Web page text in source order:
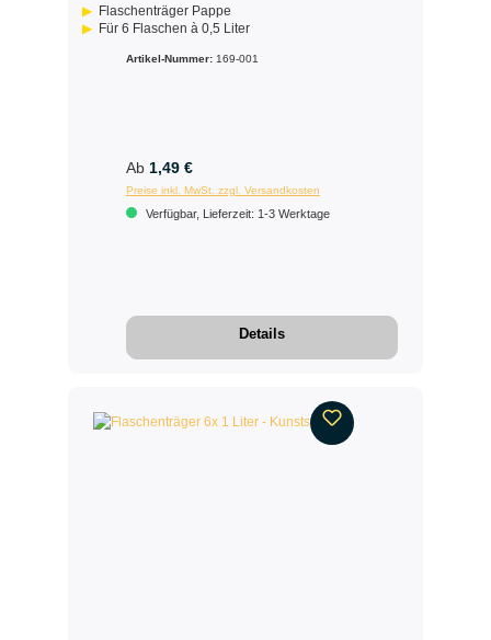
Flaschenträger Pappe
Für 6 Flaschen à 0,5 Liter
Artikel-Nummer: 169-001
Ab 1,49 €
Preise inkl. MwSt. zzgl. Versandkosten
Verfügbar, Lieferzeit: 1-3 Werktage
Details